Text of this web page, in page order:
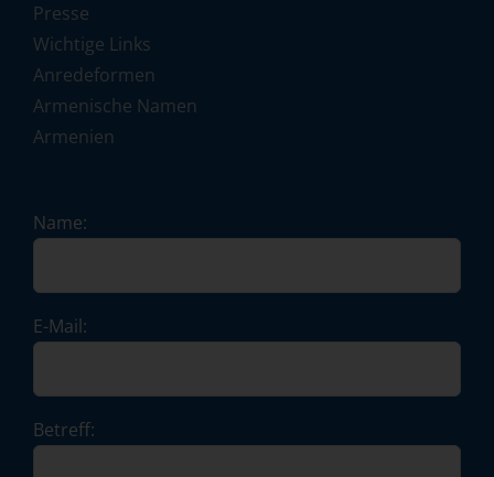
Presse
Wichtige Links
Anredeformen
Armenische Namen
Armenien
Name:
E-Mail:
Betreff: